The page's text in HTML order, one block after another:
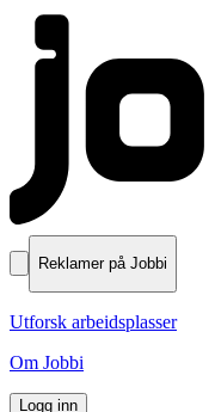
Reklamer på Jobbi
Utforsk arbeidsplasser
Om Jobbi
Logg inn